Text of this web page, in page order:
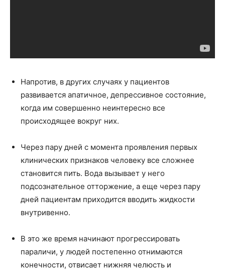
Напротив, в других случаях у пациентов
развивается апатичное, депрессивное состояние,
когда им совершенно неинтересно все
происходящее вокруг них.
Через пару дней с момента проявления первых
клинических признаков человеку все сложнее
становится пить. Вода вызывает у него
подсознательное отторжение, а еще через пару
дней пациентам приходится вводить жидкости
внутривенно.
В это же время начинают прогрессировать
параличи, у людей постепенно отнимаются
конечности, отвисает нижняя челюсть и